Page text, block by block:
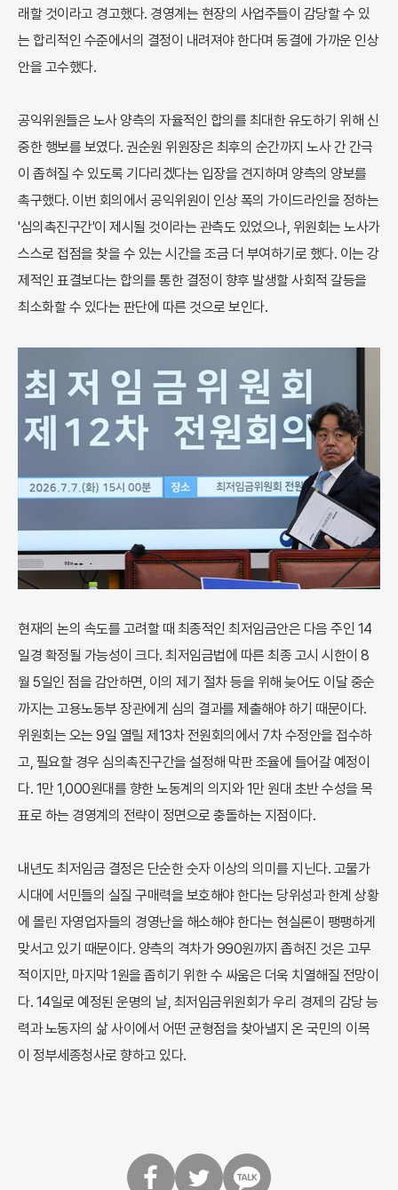
래할 것이라고 경고했다. 경영계는 현장의 사업주들이 감당할 수 있
는 합리적인 수준에서의 결정이 내려져야 한다며 동결에 가까운 인상
안을 고수했다.
공익위원들은 노사 양측의 자율적인 합의를 최대한 유도하기 위해 신
중한 행보를 보였다. 권순원 위원장은 최후의 순간까지 노사 간 간극
이 좁혀질 수 있도록 기다리겠다는 입장을 견지하며 양측의 양보를
촉구했다. 이번 회의에서 공익위원이 인상 폭의 가이드라인을 정하는
'심의촉진구간'이 제시될 것이라는 관측도 있었으나, 위원회는 노사가
스스로 접점을 찾을 수 있는 시간을 조금 더 부여하기로 했다. 이는 강
제적인 표결보다는 합의를 통한 결정이 향후 발생할 사회적 갈등을
최소화할 수 있다는 판단에 따른 것으로 보인다.
현재의 논의 속도를 고려할 때 최종적인 최저임금안은 다음 주인 14
일경 확정될 가능성이 크다. 최저임금법에 따른 최종 고시 시한이 8
월 5일인 점을 감안하면, 이의 제기 절차 등을 위해 늦어도 이달 중순
까지는 고용노동부 장관에게 심의 결과를 제출해야 하기 때문이다.
위원회는 오는 9일 열릴 제13차 전원회의에서 7차 수정안을 접수하
고, 필요할 경우 심의촉진구간을 설정해 막판 조율에 들어갈 예정이
다. 1만 1,000원대를 향한 노동계의 의지와 1만 원대 초반 수성을 목
표로 하는 경영계의 전략이 정면으로 충돌하는 지점이다.
내년도 최저임금 결정은 단순한 숫자 이상의 의미를 지닌다. 고물가
시대에 서민들의 실질 구매력을 보호해야 한다는 당위성과 한계 상황
에 몰린 자영업자들의 경영난을 해소해야 한다는 현실론이 팽팽하게
맞서고 있기 때문이다. 양측의 격차가 990원까지 좁혀진 것은 고무
적이지만, 마지막 1원을 좁히기 위한 수 싸움은 더욱 치열해질 전망이
다. 14일로 예정된 운명의 날, 최저임금위원회가 우리 경제의 감당 능
력과 노동자의 삶 사이에서 어떤 균형점을 찾아낼지 온 국민의 이목
이 정부세종청사로 향하고 있다.